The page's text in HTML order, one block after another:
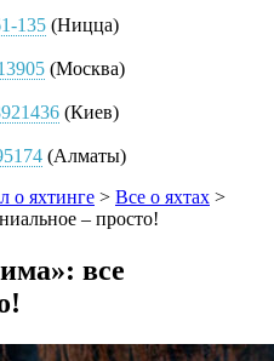
135(Ницца)
(Москва)
(Киев)
(Алматы)
о яхтинге > Все о яхтах >
– просто!
все